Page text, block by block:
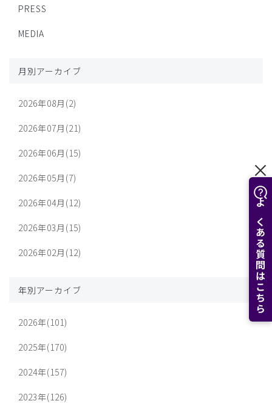
よくある質問はこちら
PRESS
MEDIA
月別アーカイブ
2026年08月(2)
2026年07月(21)
2026年06月(15)
2026年05月(7)
2026年04月(12)
2026年03月(15)
2026年02月(12)
年別アーカイブ
2026年(101)
2025年(170)
2024年(157)
2023年(126)